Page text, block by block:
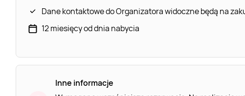
Dane kontaktowe do Organizatora widoczne będą na
12 miesięcy od dnia nabycia
Inne informacje